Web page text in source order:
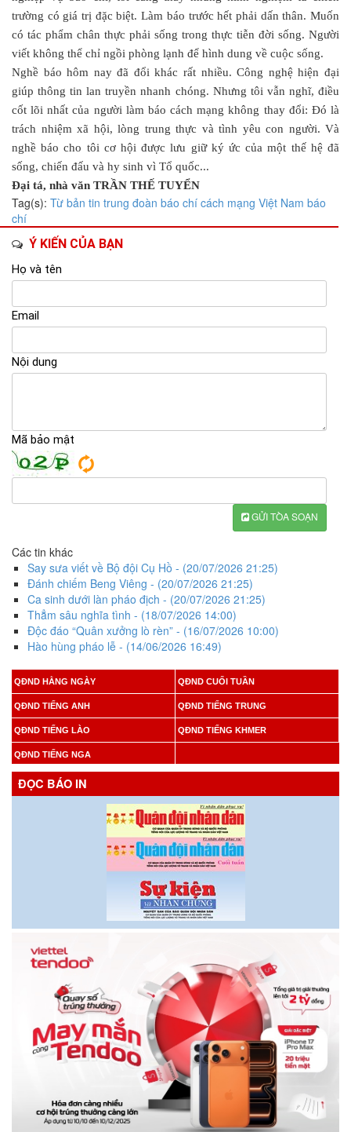
trường có giá trị đặc biệt. Làm báo trước hết phải dấn thân. Muốn
có tác phẩm chân thực phải sống trong thực tiễn đời sống. Người
viết không thể chỉ ngồi phòng lạnh để hình dung về cuộc sống.
Nghề báo hôm nay đã đổi khác rất nhiều. Công nghệ hiện đại
giúp thông tin lan truyền nhanh chóng. Nhưng tôi vẫn nghĩ, điều
cốt lõi nhất của người làm báo cách mạng không thay đổi: Đó là
trách nhiệm xã hội, lòng trung thực và tình yêu con người. Và
nghề báo cho tôi cơ hội được lưu giữ ký ức của một thế hệ đã
sống, chiến đấu và hy sinh vì Tổ quốc...
Đại tá, nhà văn TRẦN THẾ TUYỂN
Tag(s): Từ bản tin trung đoàn báo chí cách mạng Việt Nam báo
chí
Ý KIẾN CỦA BẠN
Họ và tên
Email
Nội dung
Mã bảo mật
GỬI TÒA SOẠN
Các tin khác
Say sưa viết về Bộ đội Cụ Hồ - (20/07/2026 21:25)
Đánh chiếm Beng Viêng - (20/07/2026 21:25)
Ca sinh dưới làn pháo địch - (20/07/2026 21:25)
Thẳm sâu nghĩa tình - (18/07/2026 14:00)
Độc đáo “Quân xưởng lò rèn” - (16/07/2026 10:00)
Hào hùng pháo lễ - (14/06/2026 16:49)
QĐND HẰNG NGÀY QĐND CUỐI TUẦN
QĐND TIẾNG ANH QĐND TIẾNG TRUNG
QĐND TIẾNG LÀO QĐND TIẾNG KHMER
QĐND TIẾNG NGA
ĐỌC BÁO IN